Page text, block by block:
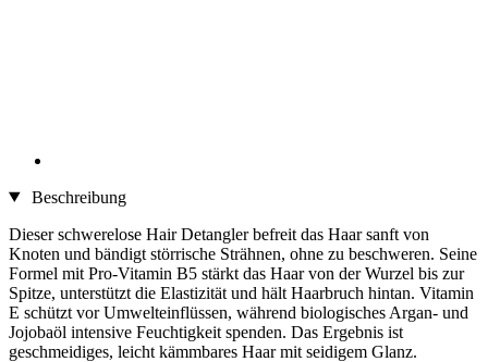
Beschreibung
Dieser schwerelose Hair Detangler befreit das Haar sanft von
Knoten und bändigt störrische Strähnen, ohne zu beschweren. Seine
Formel mit Pro-Vitamin B5 stärkt das Haar von der Wurzel bis zur
Spitze, unterstützt die Elastizität und hält Haarbruch hintan. Vitamin
E schützt vor Umwelteinflüssen, während biologisches Argan- und
Jojobaöl intensive Feuchtigkeit spenden. Das Ergebnis ist
geschmeidiges, leicht kämmbares Haar mit seidigem Glanz.